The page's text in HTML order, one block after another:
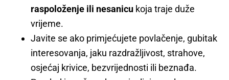
raspoloženje ili nesanicu koja traje duže
vrijeme.
Javite se ako primjećujete povlačenje, gubitak
interesovanja, jaku razdražljivost, strahove,
osjećaj krivice, bezvrijednosti ili beznađa.